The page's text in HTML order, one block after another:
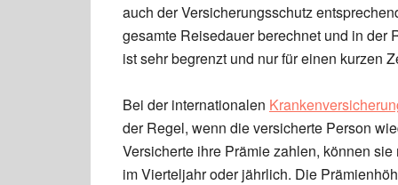
auch der Versicherungsschutz
gesamte Reisedauer berechnet und in der
ist sehr begrenzt und nur für einen kurzen
Bei der internationalen
der Regel, wenn die versicherte Person
Versicherte ihre Prämie zahlen, können
im Vierteljahr oder jährlich. Die